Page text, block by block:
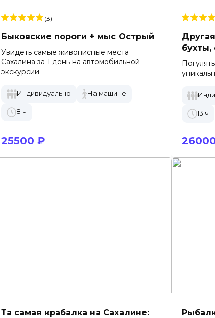
(3)
Быковские пороги + мыс Острый
Увидеть самые живописные места
Сахалина за 1 день на автомобильной
экскурсии
Индивидуально На машине
8 ч
25500 ₽
13 ч
Та самая крабалка на Сахалине: